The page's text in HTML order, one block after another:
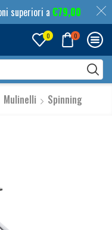
superiori a €79,00
0 0
Mulinelli Spinning